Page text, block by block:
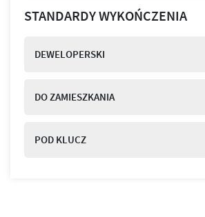
STANDARDY WYKOŃCZENIA
DEWELOPERSKI
DO ZAMIESZKANIA
POD KLUCZ